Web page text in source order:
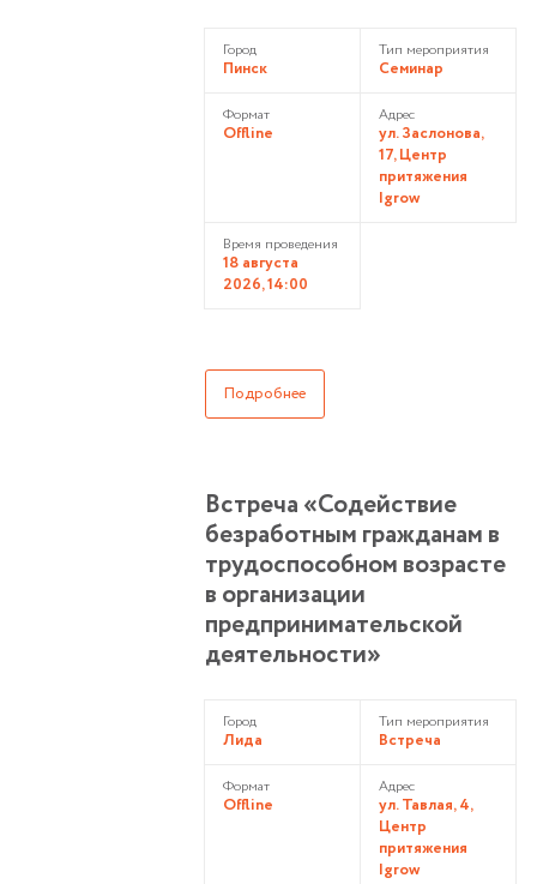
Город
Пинск
Тип мероприятия
Семинар
Формат
Offline
Адрес
ул. Заслонова,
17, Центр
притяжения
Igrow
Время проведения
18 августа
2026, 14:00
Подробнее
Встреча «Содействие
безработным гражданам в
трудоспособном возрасте
в организации
предпринимательской
деятельности»
Город
Лида
Тип мероприятия
Встреча
Формат
Offline
Адрес
ул. Тавлая, 4,
Центр
притяжения
Igrow